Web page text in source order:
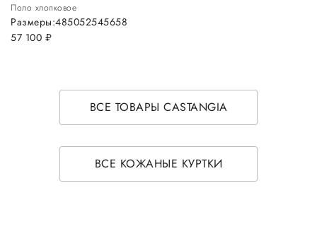
Поло хлопковое
57 100 руб.
Размеры:485052545658
ВСЕ ТОВАРЫ CASTANGIA
ВСЕ КОЖАНЫЕ КУРТКИ